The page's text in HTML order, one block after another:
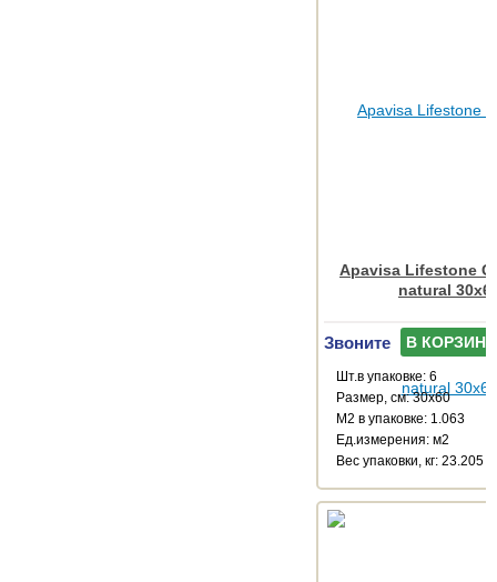
Apavisa Lifestone
natural
Звоните В КОРЗИНУ
Шт.в упаковке: 6
Размер, см: 30x60
М2 в упаковке: 1.063
Ед.измерения: м2
Веc упаковки, кг: 23.205